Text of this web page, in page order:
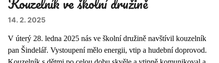
14. 2. 2025
V úterý 28. ledna 2025 nás ve školní družině navštívil kouzelník
pan Šindelář. Vystoupení mělo energii, vtip a hudební doprovod.